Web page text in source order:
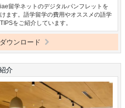
留学ネットのデジタルパンフレットを
ます。語学留学の費用やオススメの語学
をご紹介しています。
ウンロード
介